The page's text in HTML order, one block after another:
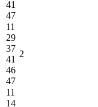
41
47
11
29
37
41
46
47
2
11
14